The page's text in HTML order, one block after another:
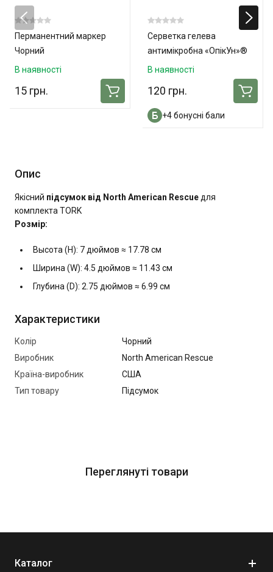
Перманентний маркер
Чорний
В наявності
15 грн.
Серветка гелева
антимікробна «ОпікУн»®
(10х10 см) - 3 шт. в
В наявності
120 грн.
+4 бонусні бали
Опис
Якісний підсумок від North American Rescueдля
комплекта TORK
Розмір:
Высота (H): 7 дюймов ≈ 17.78 см
Ширина (W): 4.5 дюймов ≈ 11.43 см
Глубина (D): 2.75 дюймов ≈ 6.99 см
Характеристики
Колір
Чорний
Виробник
North American Rescue
Країна-виробник
США
Тип товару
Підсумок
Переглянуті товари
Каталог